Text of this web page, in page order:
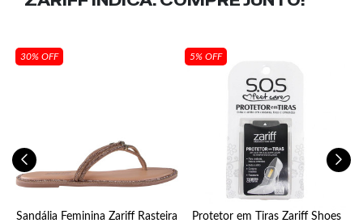
30% OFF
Sandália Feminina Zariff Rasteira
5% OFF
Protetor em Tiras Zariff Shoes